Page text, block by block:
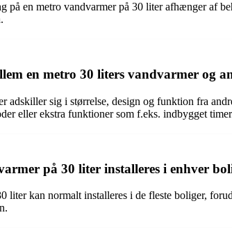
på en metro vandvarmer på 30 liter afhænger af
en metro 30 liters vandvarmer og
adskiller sig i størrelse, design og funktion fra
eller ekstra funktioner som f.eks. indbygget
på 30 liter installeres i enhver
liter kan normalt installeres i de fleste boliger,